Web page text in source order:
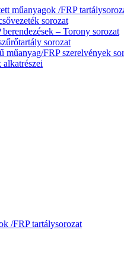
műanyagok /FRP
sorozat
– Torony sorozat
sorozat
műanyag/FRP szerelvények
/FRP tartálysorozat